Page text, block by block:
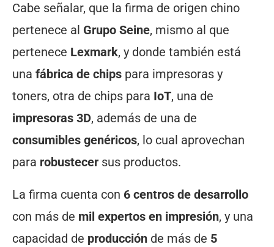
Cabe señalar, que la firma de origen chino
pertenece al Grupo Seine, mismo al que
pertenece Lexmark, y donde también está
una fábrica de chips para impresoras y
toners, otra de chips para IoT, una de
impresoras 3D, además de una de
consumibles genéricos, lo cual aprovechan
para robustecer sus productos.
La firma cuenta con 6 centros de desarrollo
con más de mil expertos en impresión, y una
capacidad de producción de más de 5